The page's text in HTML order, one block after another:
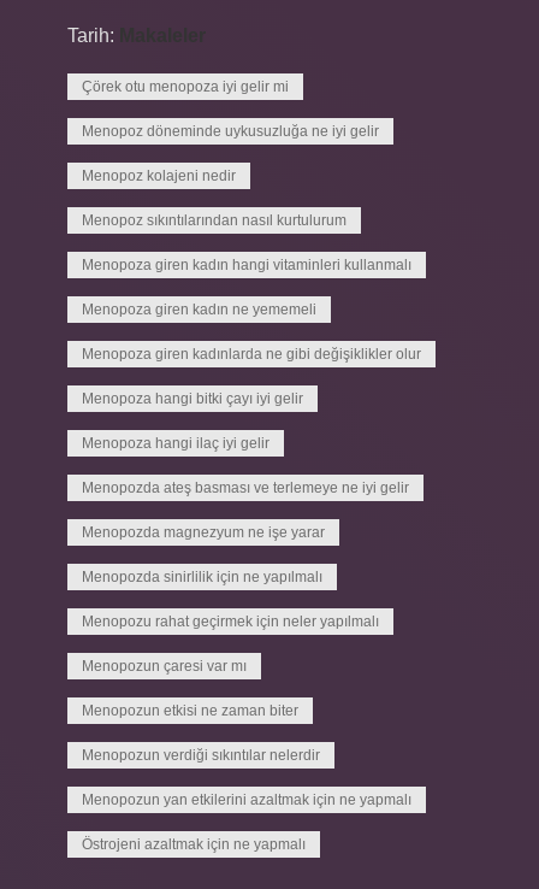
Tarih:
Çörek otu menopoza iyi gelir mi
Menopoz döneminde uykusuzluğa ne iyi gelir
Menopoz kolajeni nedir
Menopoz sıkıntılarından nasıl kurtulurum
Menopoza giren kadın hangi vitaminleri kullanmalı
Menopoza giren kadın ne yememeli
Menopoza giren kadınlarda ne gibi değişiklikler olur
Menopoza hangi bitki çayı iyi gelir
Menopoza hangi ilaç iyi gelir
Menopozda ateş basması ve terlemeye ne iyi gelir
Menopozda magnezyum ne işe yarar
Menopozda sinirlilik için ne yapılmalı
Menopozu rahat geçirmek için neler yapılmalı
Menopozun çaresi var mı
Menopozun etkisi ne zaman biter
Menopozun verdiği sıkıntılar nelerdir
Menopozun yan etkilerini azaltmak için ne yapmalı
Östrojeni azaltmak için ne yapmalı